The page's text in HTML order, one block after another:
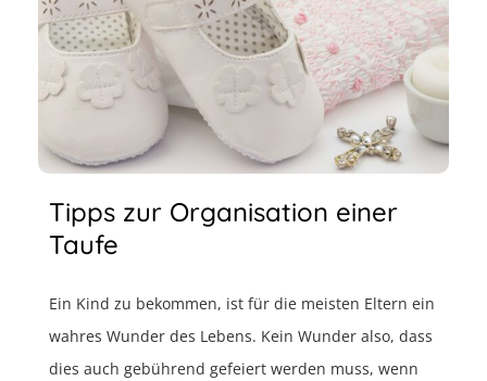
Tipps zur Organisation einer
Taufe
Ein Kind zu bekommen, ist für die meisten Eltern ein
wahres Wunder des Lebens. Kein Wunder also, dass
dies auch gebührend gefeiert werden muss, wenn